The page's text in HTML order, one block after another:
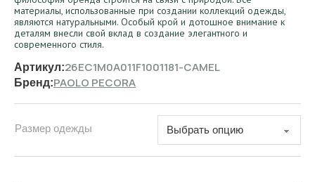
материалы, использованные при создании коллекций одежды,
являются натуральными. Особый крой и дотошное внимание к
деталям внесли свой вклад в создание элегантного и
современного стиля.
Артикул:26EC1M0A011F1001181-CAMEL
Бренд:PAOLO PECORA
Размер одежды